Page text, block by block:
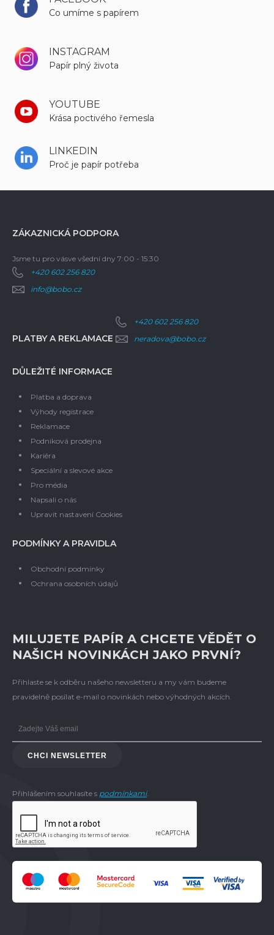
Co umíme s papírem
INSTAGRAM
Papír plný života
YOUTUBE
Krása poctivého řemesla
LINKEDIN
Proč je papír potřeba
ZÁKAZNICKÁ PODPORA
Jsme tu pro vásve všední dny 7:00 - 15:30
+420 602 256 820
info@bobo.cz
PLATBY A REKLAMACE
+420 602 256 820
neradova@bobo.cz
DŮLEŽITÉ INFORMACE
Platba a doprava
Výhody registrace
Reklamace
Podniková prodejna
Kariéra
Speciální a slevové akce
Pro média
Napsali o nás
Upravit nastavení Cookies
PODMÍNKY A PRAVIDLA
Obchodní podmínky
Ochrana osobních údajů
MILUJETE PAPÍR A CHCETE VĚDĚT O
NAŠICH NOVINKÁCH JAKO PRVNÍ?
Přihlaste se k odběru našeho newsletteru a my vám budeme
pravidelně posílat e-mail o novinkách nebo výhodných akcích.
CHCI NEWSLETTER
Přihlášením souhlasíte s podmínkami.